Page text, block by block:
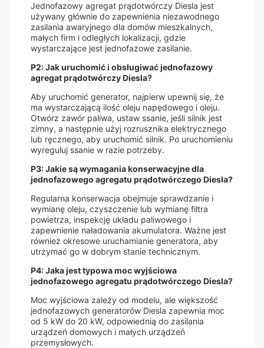
Jednofazowy agregat prądotwórczy Diesla jest
używany głównie do zapewnienia niezawodnego
zasilania awaryjnego dla domów mieszkalnych,
małych firm i odległych lokalizacji, gdzie
wystarczające jest jednofazowe zasilanie.
P2: Jak uruchomić i obsługiwać jednofazowy
agregat prądotwórczy Diesla?
Aby uruchomić generator, najpierw upewnij się, że
ma wystarczającą ilość oleju napędowego i oleju.
Otwórz zawór paliwa, ustaw ssanie, jeśli silnik jest
zimny, a następnie użyj rozrusznika elektrycznego
lub ręcznego, aby uruchomić silnik. Po uruchomieniu
wyreguluj ssanie w razie potrzeby.
P3: Jakie są wymagania konserwacyjne dla
jednofazowego agregatu prądotwórczego Diesla?
Regularna konserwacja obejmuje sprawdzanie i
wymianę oleju, czyszczenie lub wymianę filtra
powietrza, inspekcję układu paliwowego i
zapewnienie naładowania akumulatora. Ważne jest
również okresowe uruchamianie generatora, aby
utrzymać go w dobrym stanie technicznym.
P4: Jaka jest typowa moc wyjściowa
jednofazowego agregatu prądotwórczego Diesla?
Moc wyjściowa zależy od modelu, ale większość
jednofazowych generatorów Diesla zapewnia moc
od 5 kW do 20 kW, odpowiednią do zasilania
urządzeń domowych i małych urządzeń
przemysłowych.